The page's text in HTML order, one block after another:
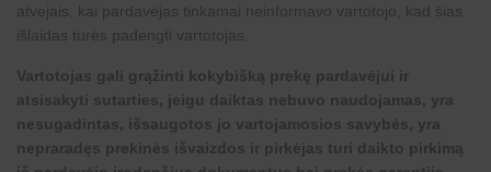
atvejais, kai pardavėjas tinkamai neinformavo vartotojo, kad šias
išlaidas turės padengti vartotojas.
Vartotojas gali grąžinti kokybišką prekę pardavėjui ir
atsisakyti sutarties, jeigu daiktas nebuvo naudojamas, yra
nesugadintas, išsaugotos jo vartojamosios savybės, yra
nepraradęs prekinės išvaizdos ir pirkėjas turi daikto pirkimą